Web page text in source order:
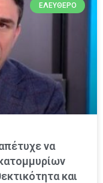
ΕΛΕΎΘΕΡΟ
να
και